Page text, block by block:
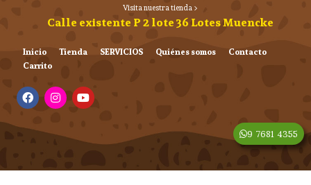
Visita nuestra tienda >
Calle existente P 2 lote 36 Lotes Muencke
Inicio Tienda SERVICIOS Quiénes somos
Contacto
Carrito
9 7681 4355